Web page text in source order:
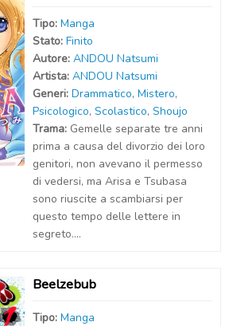
Tipo: Manga
Stato: Finito
Autore: ANDOU Natsumi
Artista: ANDOU Natsumi
Generi: Drammatico, Mistero,
Psicologico, Scolastico, Shoujo
Trama: Gemelle separate tre anni
prima a causa del divorzio dei loro
genitori, non avevano il permesso
di vedersi, ma Arisa e Tsubasa
sono riuscite a scambiarsi per
questo tempo delle lettere in
segreto....
Beelzebub
Tipo: Manga